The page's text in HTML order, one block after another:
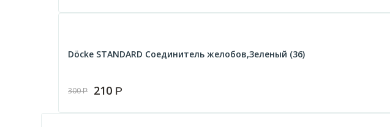
Döcke STANDARD Соединитель желобов,Зеленый (36)
300Р 210 Р